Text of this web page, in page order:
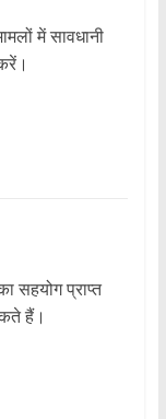
में सावधानी
सहयोग प्राप्त
हैं।